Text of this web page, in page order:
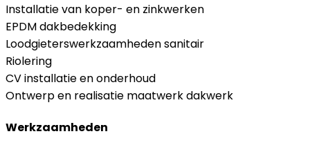
Installatie van koper- en zinkwerken
EPDM dakbedekking
Loodgieterswerkzaamheden sanitair
Riolering
CV installatie en onderhoud
Ontwerp en realisatie maatwerk dakwerk
Werkzaamheden